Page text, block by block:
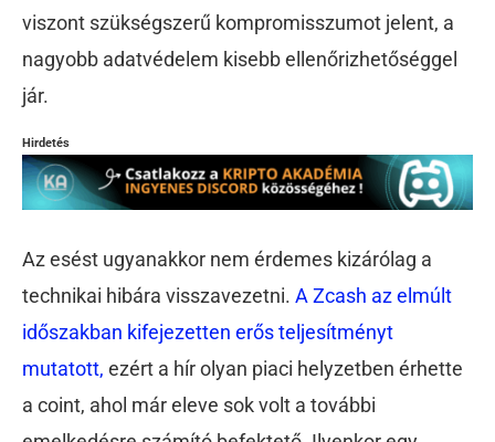
viszont szükségszerű kompromisszumot jelent, a
nagyobb adatvédelem kisebb ellenőrizhetőséggel
jár.
Hirdetés
Az esést ugyanakkor nem érdemes kizárólag a
technikai hibára visszavezetni. A Zcash az elmúlt
időszakban kifejezetten erős teljesítményt
mutatott, ezért a hír olyan piaci helyzetben érhette
a coint, ahol már eleve sok volt a további